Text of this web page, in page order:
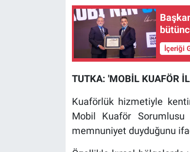
İçeriği
TUTKA: 'MOBİL KUAFÖR
Kuaförlük hizmetiyle
Mobil Kuaför Sorumlusu
memnuniyet duyduğunu